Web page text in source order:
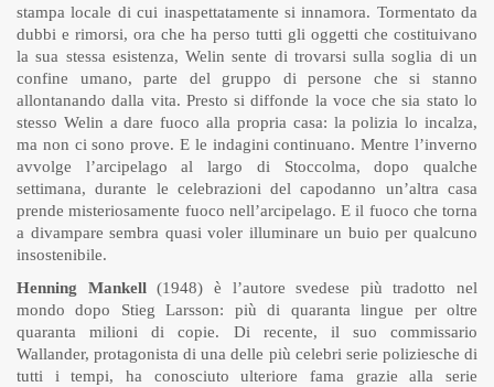
stampa locale di cui inaspettatamente si innamora. Tormentato da
dubbi e rimorsi, ora che ha perso tutti gli oggetti che costituivano
la sua stessa esistenza, Welin sente di trovarsi sulla soglia di un
confine umano, parte del gruppo di persone che si stanno
allontanando dalla vita. Presto si diffonde la voce che sia stato lo
stesso Welin a dare fuoco alla propria casa: la polizia lo incalza,
ma non ci sono prove. E le indagini continuano. Mentre l’inverno
avvolge l’arcipelago al largo di Stoccolma, dopo qualche
settimana, durante le celebrazioni del capodanno un’altra casa
prende misteriosamente fuoco nell’arcipelago. E il fuoco che torna
a divampare sembra quasi voler illuminare un buio per qualcuno
insostenibile.
Henning Mankell(1948) è l’autore svedese più tradotto nel
mondo dopo Stieg Larsson: più di quaranta lingue per oltre
quaranta milioni di copie. Di recente, il suo commissario
Wallander, protagonista di una delle più celebri serie poliziesche di
tutti i tempi, ha conosciuto ulteriore fama grazie alla serie